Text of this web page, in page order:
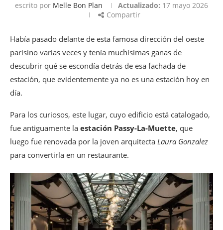
escrito por Melle Bon Plan Actualizado: 17 mayo 2026
Compartir
Había pasado delante de esta famosa dirección del oeste
parisino varias veces y tenía muchísimas ganas de
descubrir qué se escondía detrás de esa fachada de
estación, que evidentemente ya no es una estación hoy en
día.
Para los curiosos, este lugar, cuyo edificio está catalogado,
fue antiguamente la estación Passy-La-Muette, que
luego fue renovada por la joven arquitecta Laura Gonzalez
para convertirla en un restaurante.